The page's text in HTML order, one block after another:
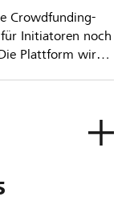
Crowdfunding-
Initiatoren noch
Plattform wird